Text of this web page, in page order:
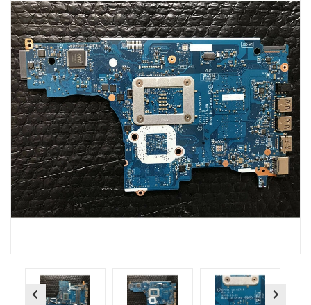
Previous Next